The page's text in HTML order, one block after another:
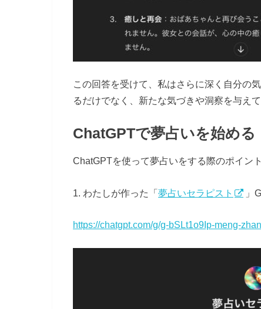
この回答を受けて、私はさらに深く自分の
るだけでなく、新たな気づきや洞察を与えて
ChatGPTで夢占いを始める
ChatGPTを使って夢占いをする際のポイン
1. わたしが作った「夢占いセラピスト 」
https://chatgpt.com/g/g-bSLt1o9Ip-meng-